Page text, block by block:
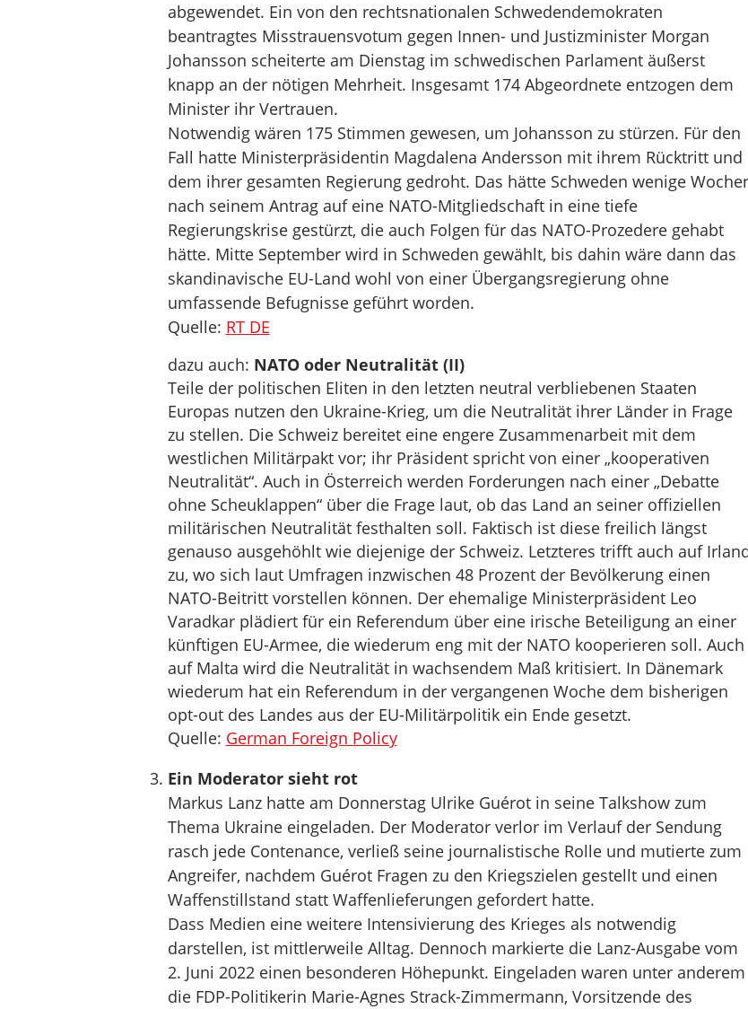
abgewendet. Ein von den rechtsnationalen Schwedendemokraten
beantragtes Misstrauensvotum gegen Innen- und Justizminister Morgan
Johansson scheiterte am Dienstag im schwedischen Parlament äußerst
knapp an der nötigen Mehrheit. Insgesamt 174 Abgeordnete entzogen dem
Minister ihr Vertrauen.
Notwendig wären 175 Stimmen gewesen, um Johansson zu stürzen. Für den
Fall hatte Ministerpräsidentin Magdalena Andersson mit ihrem Rücktritt und
dem ihrer gesamten Regierung gedroht. Das hätte Schweden wenige
nach seinem Antrag auf eine NATO-Mitgliedschaft in eine tiefe
Regierungskrise gestürzt, die auch Folgen für das NATO-Prozedere gehabt
hätte. Mitte September wird in Schweden gewählt, bis dahin wäre dann das
skandinavische EU-Land wohl von einer Übergangsregierung ohne
umfassende Befugnisse geführt worden.
Quelle: RT DE
dazu auch: NATO oder Neutralität (II)
Teile der politischen Eliten in den letzten neutral verbliebenen Staaten
Europas nutzen den Ukraine-Krieg, um die Neutralität ihrer Länder in Frage
zu stellen. Die Schweiz bereitet eine engere Zusammenarbeit mit dem
westlichen Militärpakt vor; ihr Präsident spricht von einer „kooperativen
Neutralität“. Auch in Österreich werden Forderungen nach einer „Debatte
ohne Scheuklappen“ über die Frage laut, ob das Land an seiner offiziellen
militärischen Neutralität festhalten soll. Faktisch ist diese freilich längst
genauso ausgehöhlt wie diejenige der Schweiz. Letzteres trifft auch auf
zu, wo sich laut Umfragen inzwischen 48 Prozent der Bevölkerung einen
NATO-Beitritt vorstellen können. Der ehemalige Ministerpräsident Leo
Varadkar plädiert für ein Referendum über eine irische Beteiligung an einer
künftigen EU-Armee, die wiederum eng mit der NATO kooperieren soll. Auch
auf Malta wird die Neutralität in wachsendem Maß kritisiert. In Dänemark
wiederum hat ein Referendum in der vergangenen Woche dem bisherigen
opt-out des Landes aus der EU-Militärpolitik ein Ende gesetzt.
Quelle: German Foreign Policy
Ein Moderator sieht rot
Markus Lanz hatte am Donnerstag Ulrike Guérot in seine Talkshow zum
Thema Ukraine eingeladen. Der Moderator verlor im Verlauf der Sendung
rasch jede Contenance, verließ seine journalistische Rolle und mutierte zum
Angreifer, nachdem Guérot Fragen zu den Kriegszielen gestellt und einen
Waffenstillstand statt Waffenlieferungen gefordert hatte.
Dass Medien eine weitere Intensivierung des Krieges als notwendig
darstellen, ist mittlerweile Alltag. Dennoch markierte die Lanz-Ausgabe vom
2. Juni 2022 einen besonderen Höhepunkt. Eingeladen waren unter anderem
die FDP-Politikerin Marie-Agnes Strack-Zimmermann, Vorsitzende des